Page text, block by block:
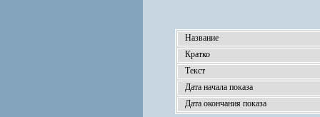
Название
Кратко
Текст
Дата начала показа
Дата окончания показа